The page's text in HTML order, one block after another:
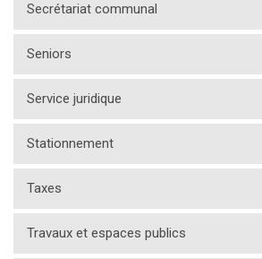
Secrétariat communal
Seniors
Service juridique
Stationnement
Taxes
Travaux et espaces publics